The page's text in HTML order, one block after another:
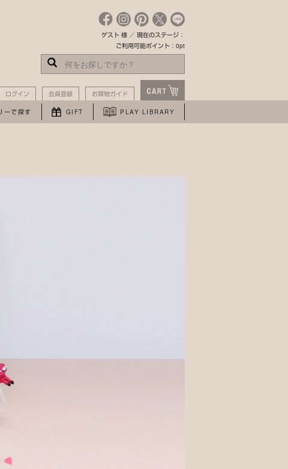
ゲスト 様 ／ 現在のステージ：
ご利用可能ポイント：0pt
ログイン 会員登録 お買物ガイド
ーで探す GIFT PLAY LIBRARY